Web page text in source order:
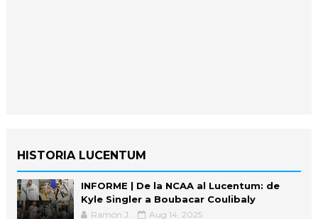
HISTORIA LUCENTUM
INFORME | De la NCAA al Lucentum: de
Kyle Singler a Boubacar Coulibaly
Ramón J. Aug 14, 2025